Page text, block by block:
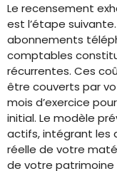
Le recensement
est l’étape
abonnements
comptables
récurrentes. Ces
être couverts par
mois d’exercice
initial. Le modèle
actifs, intégrant les
réelle de votre
de votre